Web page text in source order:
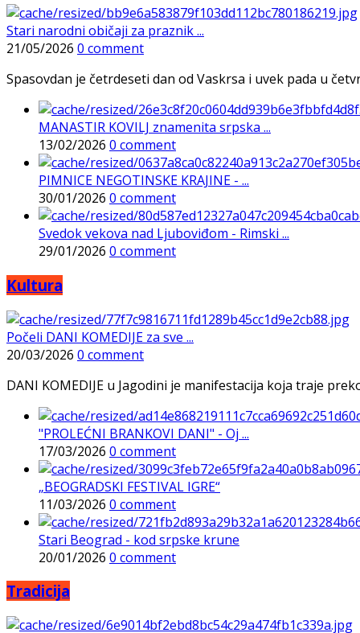
Stari narodni običaji za praznik ...
21/05/2026 0 comment
Spasovdan je četrdeseti dan od Vaskrsa i uvek pada u
MANASTIR KOVILJ znamenita srpska ...
13/02/2026 0 comment
PIMNICE NEGOTINSKE KRAJINE - ...
30/01/2026 0 comment
Svedok vekova nad Ljuboviđom - Rimski ...
29/01/2026 0 comment
Kultura
Počeli DANI KOMEDIJE za sve ...
20/03/2026 0 comment
DANI KOMEDIJE u Jagodini je manifestacija koja traje
"PROLEĆNI BRANKOVI DANI" - Oj ...
17/03/2026 0 comment
„BEOGRADSKI FESTIVAL IGRE“
11/03/2026 0 comment
Stari Beograd - kod srpske krune
20/01/2026 0 comment
Tradicija